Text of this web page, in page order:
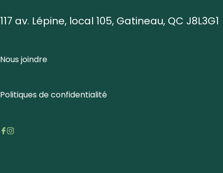
117 av. Lépine, local 105, Gatineau, QC J8L3G1
Nous joindre
Politiques de confidentialité